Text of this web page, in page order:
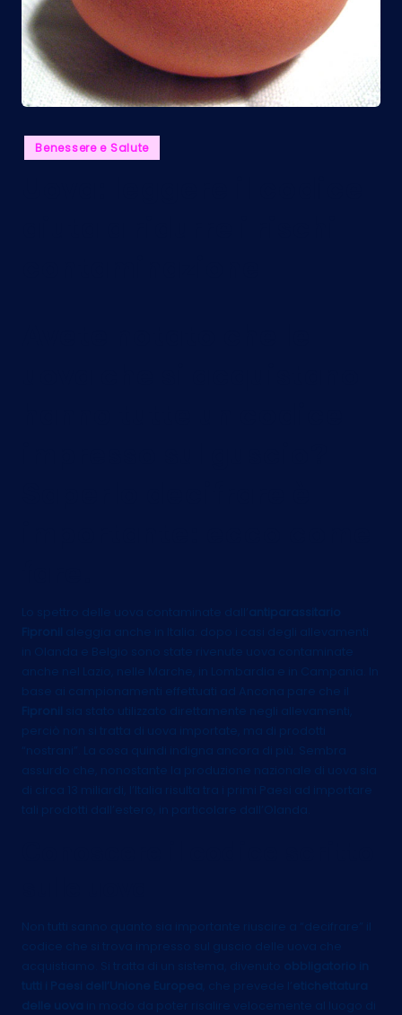
Posted
in
Benessere e Salute
Lo spettro delle uova contaminate dall’
antiparassitario
Fipronil
aleggia anche in Italia: dopo i casi degli allevamenti
in Olanda e Belgio sono state rivenute uova contaminate
anche nel Lazio, nelle Marche, in Lombardia e in Campania. In
base ai campionamenti effettuati ad Ancona pare che il
Fipronil
sia stato utilizzato direttamente negli allevamenti,
perciò non si tratta di uova importate, ma di prodotti
“nostrani”. La cosa quindi indigna ancora di più. Sembra
assurdo che, nonostante la produzione nazionale di uova sia
di circa 13 miliardi, l’Italia risulta tra i primi Paesi ad importare
tali prodotti dall’estero, in particolare dall’Olanda.
Non tutti sanno quanto sia importante riuscire a “decifrare” il
codice che si trova impresso sul guscio delle uova che
acquistiamo. Si tratta di un sistema, divenuto
obbligatorio in
tutti i Paesi dell’Unione Europea
, che prevede l’
etichettatura
delle uova
in modo da poter risalire velocemente al luogo di